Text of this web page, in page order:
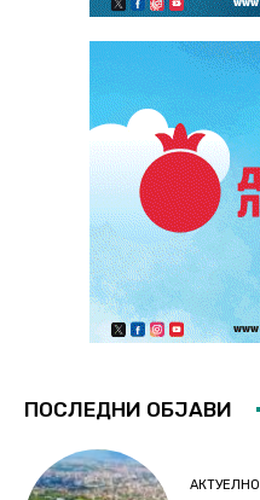
ПОСЛЕДНИ ОБЈАВИ
АКТУЕЛНО